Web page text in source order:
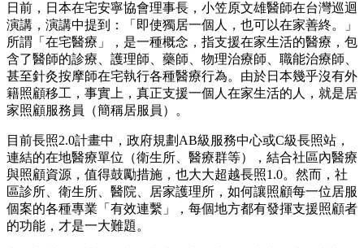
日前，日本在宅安寧協會理事長，小笠原文雄醫師在台灣巡迴
演講，演講中提到：「即使獨居一個人，也可以在家善終。」
所謂「在宅醫療」，是一種概念，指支援在家生活的醫療，包
含了醫師的診療、護理師、藥師、物理治療師、職能治療師、
甚至針灸按摩師在宅執行各種醫療行為。由於日本幾乎沒有外
籍照顧移工，事實上，真正支援一個人在家生活的人，就是居
家照顧服務員（簡稱居服員）。
目前長照2.0計畫中，政府規劃AB級服務中心或C級長照站，
連結的在地醫療單位（衛生所、醫療群等），結合社區內醫療
與照顧資源，值得鼓勵措施，也大大超越長照1.0。然而，社
區診所、衛生所、醫院、居家護理所，如何讓照顧每一位居服
個案的各種專業「有效連繫」，每個地方都有發揮支援照顧者
的功能，才是一大難題。